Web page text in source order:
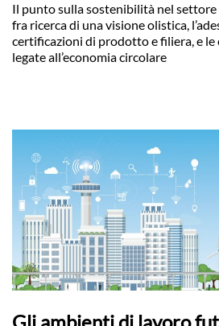
Il punto sulla sostenibilità nel settore
fra ricerca di una visione olistica,
certificazioni di prodotto e filiera, e
legate all’economia circolare